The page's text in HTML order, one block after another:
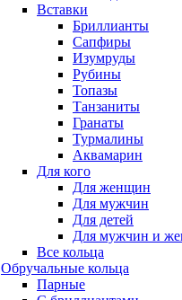
Вставки
Бриллианты
Сапфиры
Изумруды
Рубины
Топазы
Танзаниты
Гранаты
Турмалины
Аквамарин
Для кого
Для женщин
Для мужчин
Для детей
Для мужчин и
Все кольца
Обручальные кольца
Парные